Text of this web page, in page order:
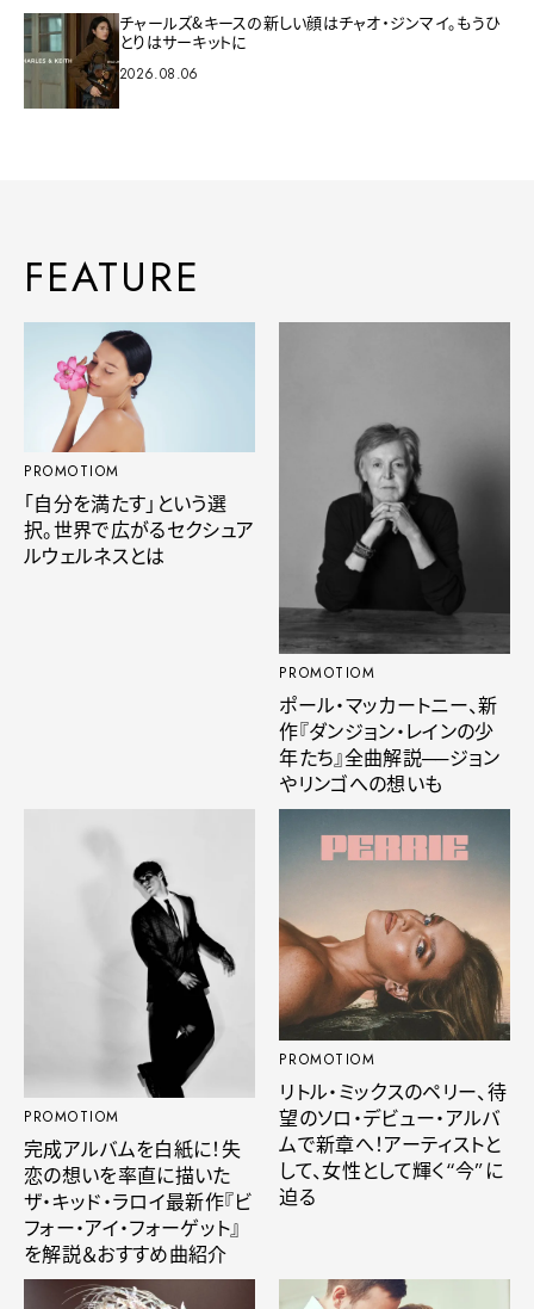
チャールズ&キースの新しい顔はチャオ・ジンマイ。もうひ
とりはサーキットに
2026.08.06
FEATURE
PROMOTIOM
「自分を満たす」という選
択。世界で広がるセクシュア
ルウェルネスとは
PROMOTIOM
ポール・マッカートニー、新
作『ダンジョン・レインの少
年たち』全曲解説──ジョン
やリンゴへの想いも
PROMOTIOM
完成アルバムを白紙に！失
恋の想いを率直に描いた
ザ・キッド・ラロイ最新作『ビ
フォー・アイ・フォーゲット』
を解説＆おすすめ曲紹介
PROMOTIOM
リトル・ミックスのペリー、待
望のソロ・デビュー・アルバ
ムで新章へ！アーティストと
して、女性として輝く“今”に
迫る